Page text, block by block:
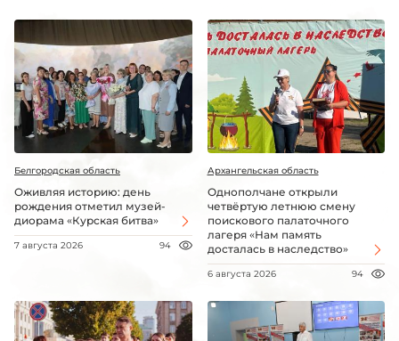
Белгородская область
Оживляя историю: день
рождения отметил музей-
диорама «Курская битва»
7 августа 2026 94
Архангельская область
Однополчане открыли
четвёртую летнюю смену
поискового палаточного
лагеря «Нам память
досталась в наследство»
6 августа 2026 94